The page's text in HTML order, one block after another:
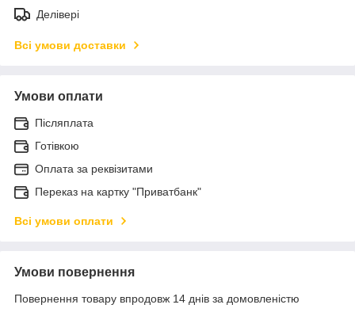
Делівері
Всі умови доставки
Умови оплати
Післяплата
Готівкою
Оплата за реквізитами
Переказ на картку "Приватбанк"
Всі умови оплати
Умови повернення
Повернення товару впродовж 14 днів за домовленістю